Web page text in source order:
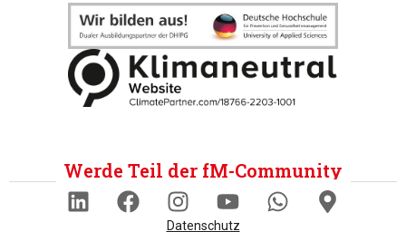
Werde Teil der fM-Community
Datenschutz